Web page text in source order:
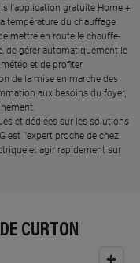
l'application gratuite Home +
température du chauffage
mettre en route le chauffe-
de gérer automatiquement le
et de profiter
de la mise en marche des
aux besoins du foyer,
et dédiées sur les solutions
est l'expert proche de chez
et agir rapidement sur
CURTON